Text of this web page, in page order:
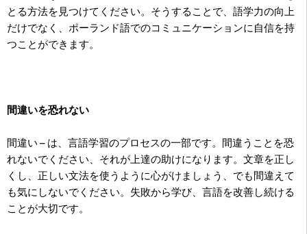
とる方法を見つけてください。そうすることで、語学力の向上
だけでなく、ポーランド語でのコミュニケーションに自信を持
つことができます。
間違いを恐れない
間違い – は、言語学習のプロセスの一部です。間違うことを恐
れないでください、それが上達の助けになります。文章を正し
くし、正しい文法を使うように心がけましょう、でも間違えて
も気にしないでください。失敗から学び、言語を改善し続ける
ことが大切です。